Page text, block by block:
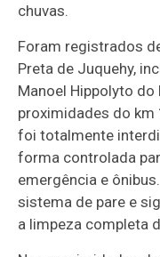
chuvas.
Foram registrados
Preta de Juquehy,
Manoel Hippolyto do
proximidades do
foi totalmente
forma controlada
emergência e
sistema de pare e
a limpeza completa